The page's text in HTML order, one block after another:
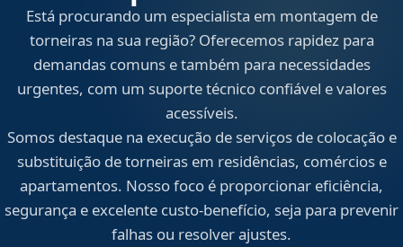
Está procurando um especialista em montagem de
torneiras na sua região? Oferecemos rapidez para
demandas comuns e também para necessidades
urgentes, com um suporte técnico confiável e valores
acessíveis.
Somos destaque na execução de serviços de colocação e
substituição de torneiras em residências, comércios e
apartamentos. Nosso foco é proporcionar eficiência,
segurança e excelente custo-benefício, seja para prevenir
falhas ou resolver ajustes.